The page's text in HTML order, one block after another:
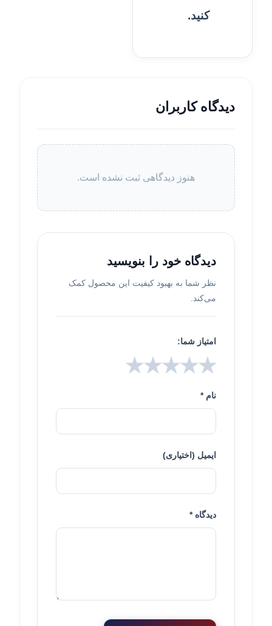
کنید.
دیدگاه کاربران
هنوز دیدگاهی ثبت نشده است.
دیدگاه خود را بنویسید
نظر شما به بهبود کیفیت این محصول کمک
می‌کند.
امتیاز شما:
★★★★★
نام *
ایمیل (اختیاری)
دیدگاه *